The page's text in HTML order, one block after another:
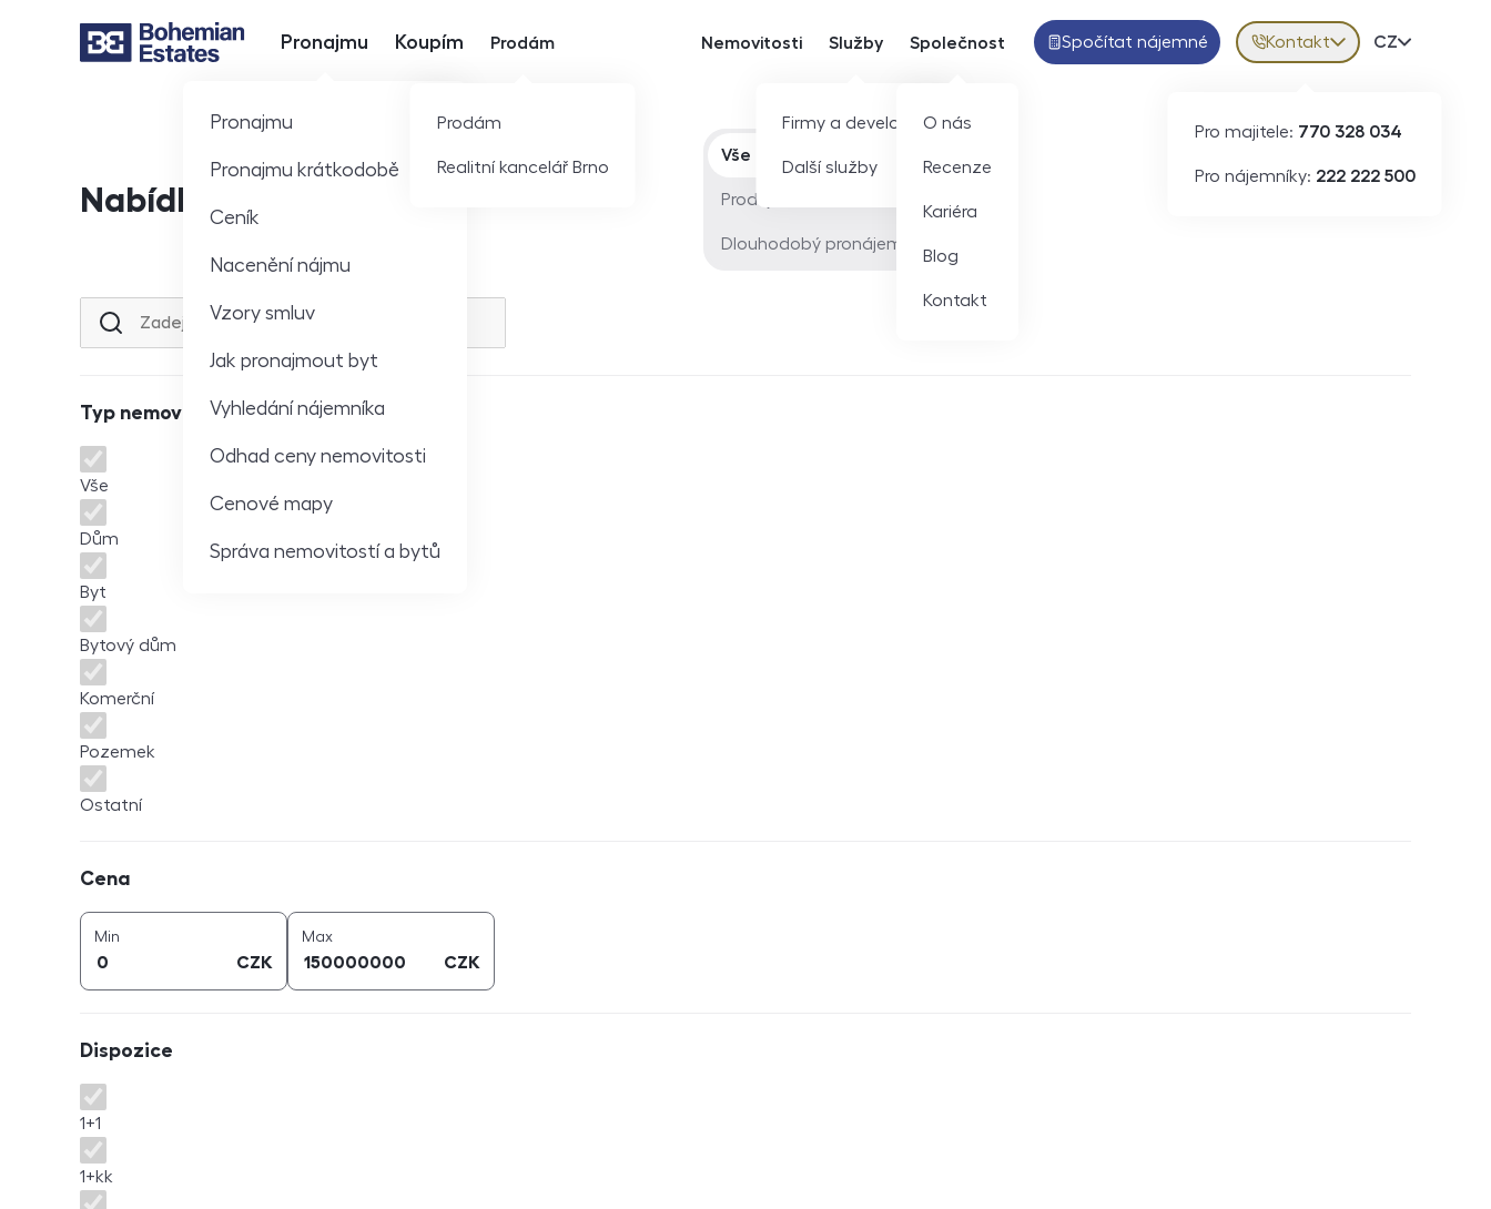
Hlavní nabídka
Pronajmu
Pronajmu
Pronajmu krátkodobě
Ceník
Nacenění nájmu
Vzory smluv
Jak pronajmout byt
Vyhledání nájemníka
Odhad ceny nemovitosti
Cenové mapy
Správa nemovitostí a bytů
Koupím Prodám
Prodám
Realitní kancelář Brno
Nemovitosti Služby
Firmy a developeři
Další služby
Společnost
O nás
Recenze
Kariéra
Blog
Kontakt
Spočítat nájemné Kontakt
Pro majitele: 770 328 034
Pro nájemníky: 222 222 500
Volba
CZ
Nabídka nemovitostí
Typ nabídky
Vše
Prodej
Dlouhodobý pronájem
Lokalita nebo ulice
Typ nemovitosti
Typ nemovitosti
Vše
Dům
Byt
Bytový dům
Komerční
Pozemek
Ostatní
Cena
Min
CZK
Maxcena (
CZK
Dispozice
Dispozice
1+1
1+kk